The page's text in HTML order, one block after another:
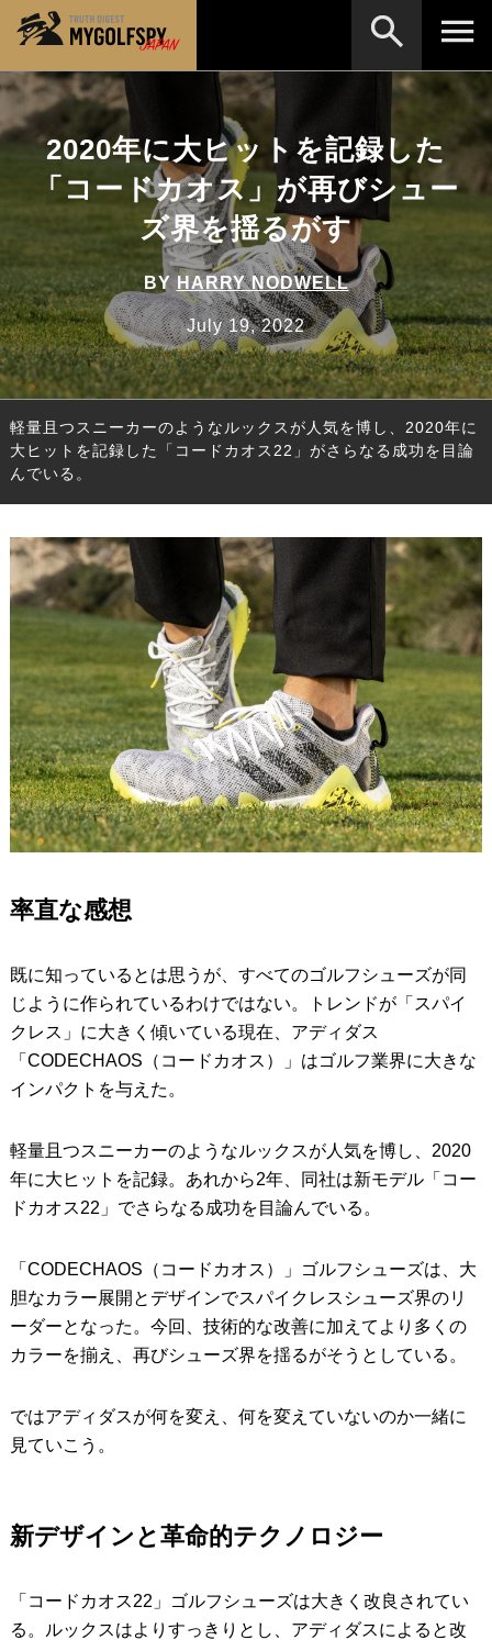
2020年に大ヒットを記録した
「コードカオス」が再びシュー
ズ界を揺るがす
BY HARRY NODWELL
July 19, 2022
軽量且つスニーカーのようなルックスが人気を博し、2020年に
大ヒットを記録した「コードカオス22」がさらなる成功を目論
んでいる。
率直な感想
既に知っているとは思うが、すべてのゴルフシューズが同
じように作られているわけではない。トレンドが「スパイ
クレス」に大きく傾いている現在、アディダス
「CODECHAOS（コードカオス）」はゴルフ業界に大きな
インパクトを与えた。
軽量且つスニーカーのようなルックスが人気を博し、2020
年に大ヒットを記録。あれから2年、同社は新モデル「コー
ドカオス22」でさらなる成功を目論んでいる。
「CODECHAOS（コードカオス）」ゴルフシューズは、大
胆なカラー展開とデザインでスパイクレスシューズ界のリ
ーダーとなった。今回、技術的な改善に加えてより多くの
カラーを揃え、再びシューズ界を揺るがそうとしている。
ではアディダスが何を変え、何を変えていないのか一緒に
見ていこう。
新デザインと革命的テクノロジー
「コードカオス22」ゴルフシューズは大きく改良されてい
る。ルックスはよりすっきりとし、アディダスによると改
MOST WANTED テストランキング
NEW RELEASES 新製品情報
HOW TO ゴルフ上達・実践テクニック
LAB テスト・データ検証
Golf News ゴルフニュース
REVIEWS 製品レビュー
DRIVERS ドライバー
FAIRWAY WOODS フェアウェイウッド
HYBRIDS
WEDGES ウェッジ
PUTTERS パター
OTHER その他
Editor’s Picks 編集部のおすすめ
Our Team 私たちのチーム
Our Mission 私たちの使命
ABOUT US MyGolfSpyJapanとは？
※メーカー名やクラブ名など、検索したい事柄を入
力してください。
検索